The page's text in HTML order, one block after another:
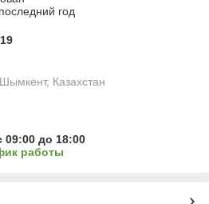
год
Казахстан
09:00 до 18:00
работы